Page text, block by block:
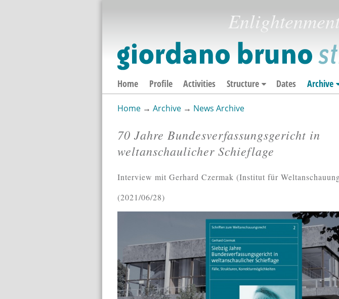
Home Profile Activities Structure Dates Archive
Home→ Archive→ News Archive
70 Jahre Bundesverfassungsgericht in
weltanschaulicher Schieflage
Interview mit Gerhard Czermak (Institut für
2021/06/28